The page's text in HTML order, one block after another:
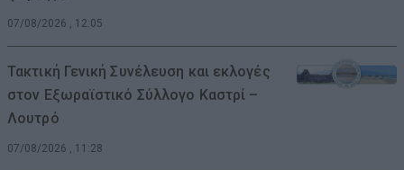
07/08/2026 , 12:05
Τακτική Γενική Συνέλευση και εκλογές
στον Εξωραϊστικό Σύλλογο Καστρί –
Λουτρό
07/08/2026 , 11:28